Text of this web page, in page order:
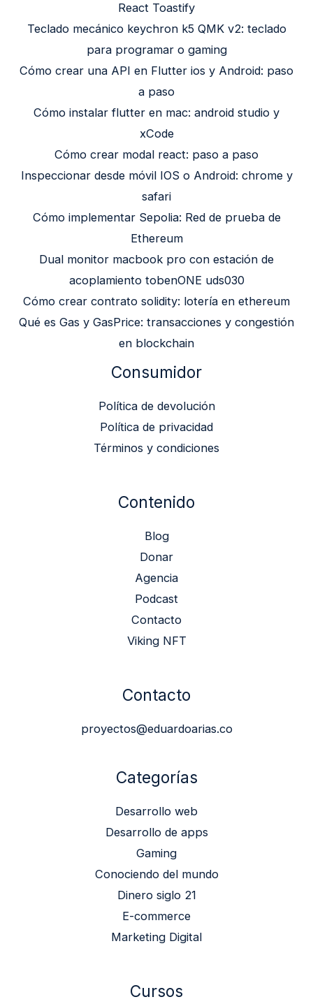
React Toastify
Teclado mecánico keychron k5 QMK v2: teclado
para programar o gaming
Cómo crear una API en Flutter ios y Android: paso
a paso
Cómo instalar flutter en mac: android studio y
xCode
Cómo crear modal react: paso a paso
Inspeccionar desde móvil IOS o Android: chrome y
safari
Cómo implementar Sepolia: Red de prueba de
Ethereum
Dual monitor macbook pro con estación de
acoplamiento tobenONE uds030
Cómo crear contrato solidity: lotería en ethereum
Qué es Gas y GasPrice: transacciones y congestión
en blockchain
Consumidor
Política de devolución
Política de privacidad
Términos y condiciones
Contenido
Blog
Donar
Agencia
Podcast
Contacto
Viking NFT
Contacto
proyectos@eduardoarias.co
Categorías
Desarrollo web
Desarrollo de apps
Gaming
Conociendo del mundo
Dinero siglo 21
E-commerce
Marketing Digital
Cursos